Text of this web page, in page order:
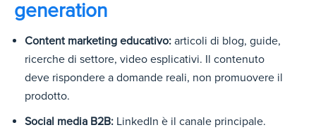
generation
Content marketing educativo: articoli di blog, guide,
ricerche di settore, video esplicativi. Il contenuto
deve rispondere a domande reali, non promuovere il
prodotto.
Social media B2B: LinkedIn è il canale principale.